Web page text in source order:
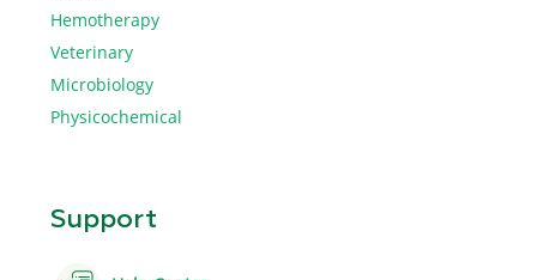
Hemotherapy
Veterinary
Microbiology
Physicochemical
Support